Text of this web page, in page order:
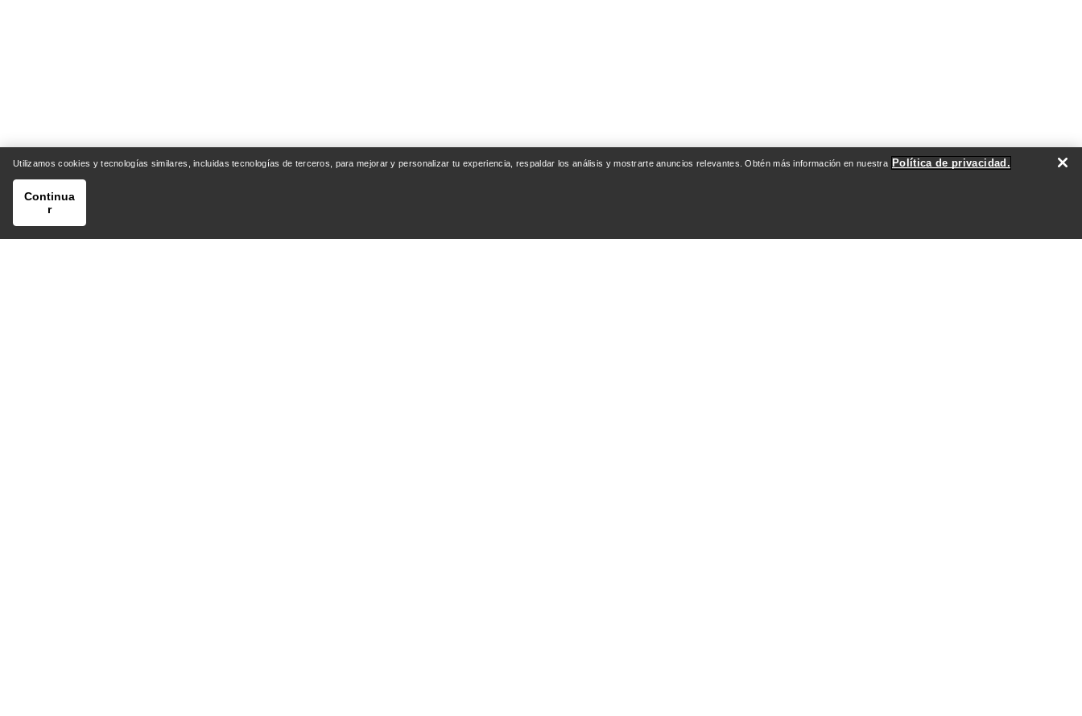
Utilizamos cookies y tecnologías similares, incluidas tecnologías de terceros, para mejorar y personalizar tu experiencia, respaldar los análisis y mostrarte anuncios relevantes. Obtén más información en nuestra Política de privacidad.
Continua
r